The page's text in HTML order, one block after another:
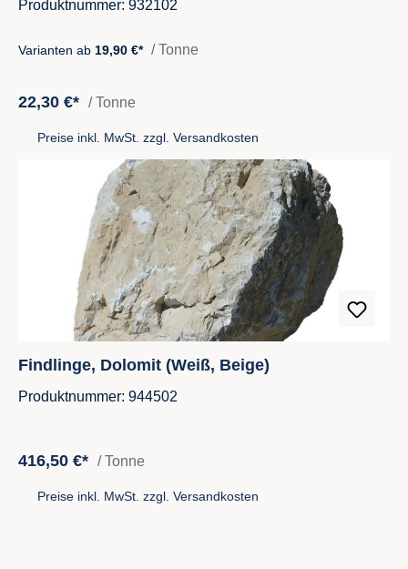
Produktnummer: 932102
Varianten ab 19,90 €* / Tonne
22,30 €* / Tonne
Preise inkl. MwSt. zzgl. Versandkosten
Findlinge, Dolomit (Weiß, Beige)
Produktnummer: 944502
416,50 €* / Tonne
Preise inkl. MwSt. zzgl. Versandkosten